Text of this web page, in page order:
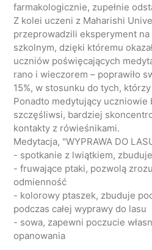
farmakologicznie, zupełnie
Z kolei uczeni z Maharishi
przeprowadzili eksperyment
szkolnym, dzięki któremu
uczniów poświęcających
rano i wieczorem – poprawiło
15%, w stosunku do tych,
Ponadto medytujący uczniowie
szczęśliwsi, bardziej
kontakty z rówieśnikami.
Medytacja, "WYPRAWA DO
- spotkanie z lwiątkiem,
- fruwające ptaki, pozwolą
odmienność
- kolorowy ptaszek, zbuduje
podczas całej wyprawy do lasu
- sowa, zapewni poczucie
opanowania